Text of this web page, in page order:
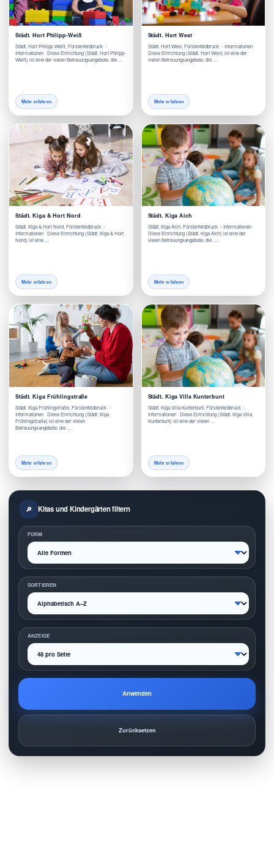
Städt. Hort Philipp-Weiß
Städt. Hort Philipp-Weiß, Fürstenfeldbruck -
Informationen Diese Einrichtung (Städt. Hort Philipp-
Weiß) ist eine der vielen Betreuungsangebote, die …
Mehr erfahren
Städt. Hort West
Städt. Hort West, Fürstenfeldbruck - Informationen
Diese Einrichtung (Städt. Hort West) ist eine der
vielen Betreuungsangebote, die …
Mehr erfahren
Städt. Kiga & Hort Nord
Städt. Kiga & Hort Nord, Fürstenfeldbruck -
Informationen Diese Einrichtung (Städt. Kiga & Hort
Nord) ist eine …
Mehr erfahren
Städt. Kiga Aich
Städt. Kiga Aich, Fürstenfeldbruck - Informationen
Diese Einrichtung (Städt. Kiga Aich) ist eine der
vielen Betreuungsangebote, die …
Mehr erfahren
Städt. Kiga Frühlingstraße
Städt. Kiga Frühlingstraße, Fürstenfeldbruck -
Informationen Diese Einrichtung (Städt. Kiga
Frühlingstraße) ist eine der vielen
Betreuungsangebote, die …
Mehr erfahren
Städt. Kiga Villa Kunterbunt
Städt. Kiga Villa Kunterbunt, Fürstenfeldbruck -
Informationen Diese Einrichtung (Städt. Kiga Villa
Kunterbunt) ist eine der vielen …
Mehr erfahren
Kitas und Kindergärten filtern
FORM
SORTIEREN
ANZEIGE
Anwenden
Zurücksetzen